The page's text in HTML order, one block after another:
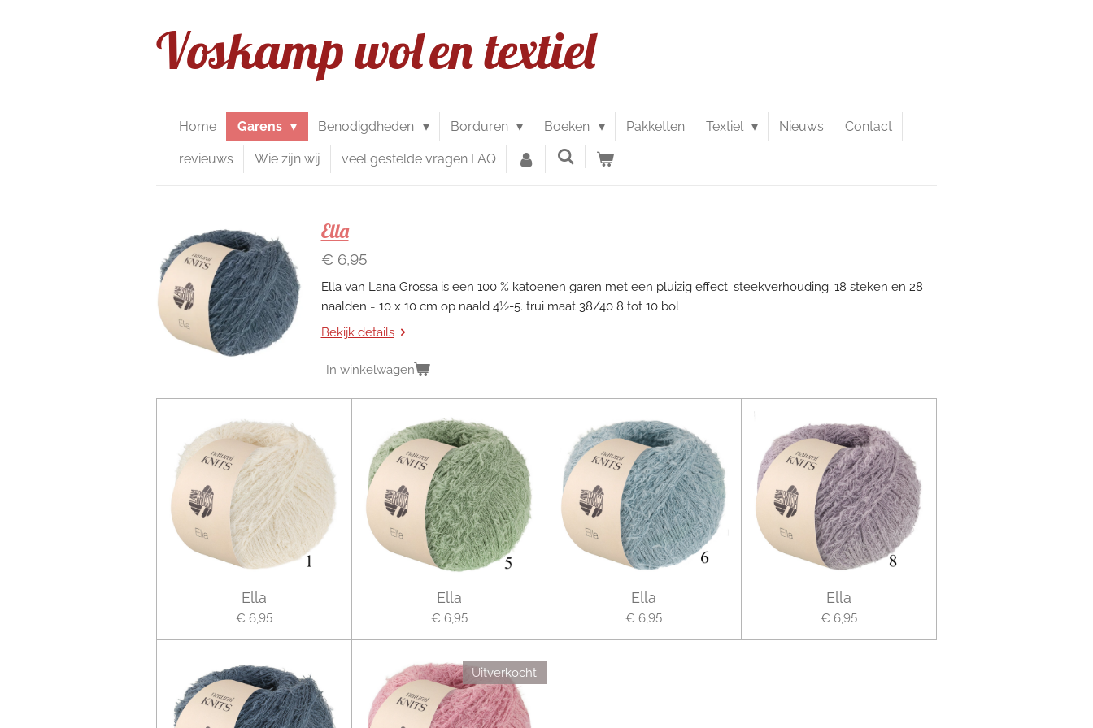
Voskamp wolen textiel
Home Garens Benodigdheden Borduren Boeken Pakketten Textiel Nieuws Contact
revieuws Wie zijn wij veel gestelde vragen FAQ
Ella
€ 6,95
Ella van Lana Grossa is een 100 % katoenen garen met een pluizig effect. steekverhouding; 18 steken en 28
naalden = 10 x 10 cm op naald 4½-5. trui maat 38/40 8 tot 10 bol
Bekijk details
In winkelwagen
Ella
€ 6,95
Ella
€ 6,95
Ella
€ 6,95
Ella
€ 6,95
Uitverkocht